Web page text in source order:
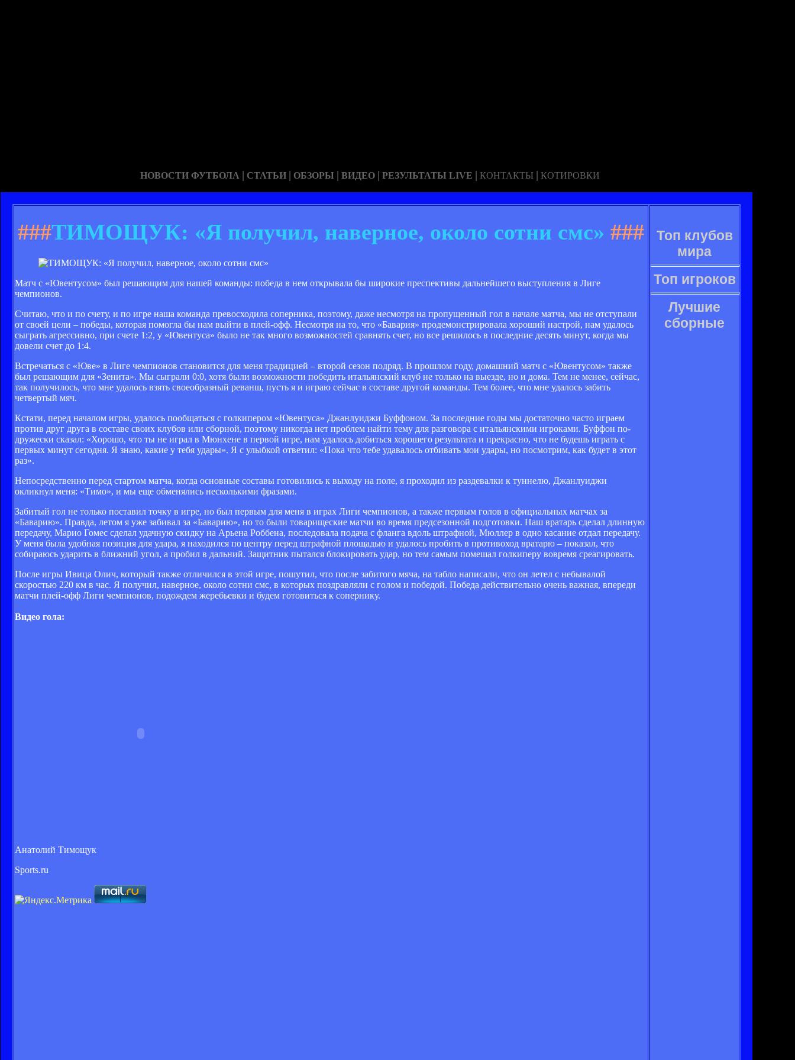
НОВОСТИ ФУТБОЛА | СТАТЬИ | ОБЗОРЫ | ВИДЕО | РЕЗУЛЬТАТЫ LIVE | КОНТАКТЫ | КОТИРОВКИ
###ТИМОЩУК: «Я получил, наверное, около сотни смс» ###
Матч с «Ювентусом» был решающим для нашей команды: победа в нем открывала бы широкие преспективы дальнейшего выступления в Лиге
чемпионов.
Считаю, что и по счету, и по игре наша команда превосходила соперника, поэтому, даже несмотря на пропущенный гол в начале матча, мы не отступали
от своей цели – победы, которая помогла бы нам выйти в плей-офф. Несмотря на то, что «Бавария» продемонстрировала хороший настрой, нам удалось
сыграть агрессивно, при счете 1:2, у «Ювентуса» было не так много возможностей сравнять счет, но все решилось в последние десять минут, когда мы
довели счет до 1:4.
Встречаться с «Юве» в Лиге чемпионов становится для меня традицией – второй сезон подряд. В прошлом году, домашний матч с «Ювентусом» также
был решающим для «Зенита». Мы сыграли 0:0, хотя были возможности победить итальянский клуб не только на выезде, но и дома. Тем не менее, сейчас,
так получилось, что мне удалось взять своеобразный реванш, пусть я и играю сейчас в составе другой команды. Тем более, что мне удалось забить
четвертый мяч.
Кстати, перед началом игры, удалось пообщаться с голкипером «Ювентуса» Джанлуиджи Буффоном. За последние годы мы достаточно часто играем
против друг друга в составе своих клубов или сборной, поэтому никогда нет проблем найти тему для разговора с итальянскими игроками. Буффон по-
дружески сказал: «Хорошо, что ты не играл в Мюнхене в первой игре, нам удалось добиться хорошего результата и прекрасно, что не будешь играть с
первых минут сегодня. Я знаю, какие у тебя удары». Я с улыбкой ответил: «Пока что тебе удавалось отбивать мои удары, но посмотрим, как будет в этот
раз».
Непосредственно перед cтартом матча, когда основные составы готовились к выходу на поле, я проходил из раздевалки к туннелю, Джанлуиджи
окликнул меня: «Тимо», и мы еще обменялись несколькими фразами.
Забитый гол не только поставил точку в игре, но был первым для меня в играх Лиги чемпионов, а также первым голов в официальных матчах за
«Баварию». Правда, летом я уже забивал за «Баварию», но то были товарищеские матчи во время предсезонной подготовки. Наш вратарь сделал длинную
передачу, Марио Гомес сделал удачную скидку на Арьена Роббена, последовала подача с фланга вдоль штрафной, Мюллер в одно касание отдал передачу.
У меня была удобная позиция для удара, я находился по центру перед штрафной площадью и удалось пробить в противоход вратарю – показал, что
собираюсь ударить в ближний угол, а пробил в дальний. Защитник пытался блокировать удар, но тем самым помешал голкиперу вовремя среагировать.
После игры Ивица Олич, который также отличился в этой игре, пошутил, что после забитого мяча, на табло написали, что он летел с небывалой
скоростью 220 км в час. Я получил, наверное, около сотни смс, в которых поздравляли с голом и победой. Победа действительно очень важная, впереди
матчи плей-офф Лиги чемпионов, подождем жеребьевки и будем готовиться к сопернику.
Видео гола:
Анатолий Тимощук
Sports.ru
Топ клубов
мира
Топ игроков
Лучшие
сборные